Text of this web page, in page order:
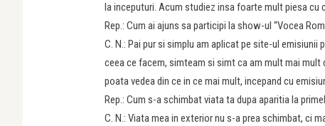
la inceputuri. Acum studiez insa foarte mult piesa cu
Rep.: Cum ai ajuns sa participi la show-ul “Vocea
C. N.: Pai pur si simplu am aplicat pe site-ul
ceea ce facem, simteam si simt ca am mult mai
poata vedea din ce in ce mai mult, incepand cu
Rep.: Cum s-a schimbat viata ta dupa aparitia la
C. N.: Viata mea in exterior nu s-a prea schimbat, ci